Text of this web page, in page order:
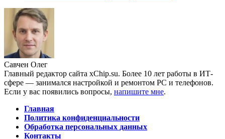
Савчен Олег
Главный редактор сайта xChip.su. Более 10 лет работы в ИТ-
сфере — занимался настройкой и ремонтом PC и телефонов.
Если у вас появились вопросы, напишите мне.
Главная
Политика конфиденциальности
Обработка персональных данных
Контакты